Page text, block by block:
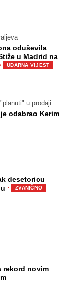
oduševila
u Madrid na
UDARNA VIJEST
u prodaji
odabrao Kerim
desetoricu
· ZVANIČNO
rekord novim